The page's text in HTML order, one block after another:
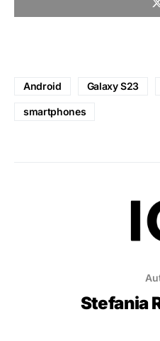
Android Galaxy S23
smartphones
Stefania